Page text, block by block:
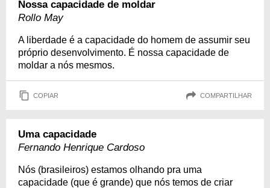
Nossa capacidade de moldar
Rollo May
A liberdade é a capacidade do homem de assumir seu
próprio desenvolvimento. É nossa capacidade de
moldar a nós mesmos.
COPIAR COMPARTILHAR
Uma capacidade
Fernando Henrique Cardoso
Nós (brasileiros) estamos olhando pra uma
capacidade (que é grande) que nós temos de criar